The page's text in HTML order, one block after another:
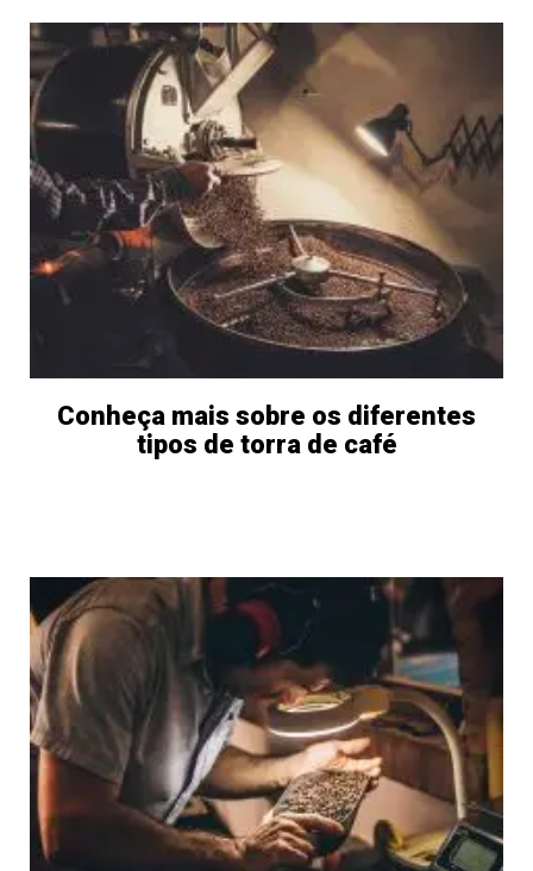
Conheça mais sobre os diferentes
tipos de torra de café